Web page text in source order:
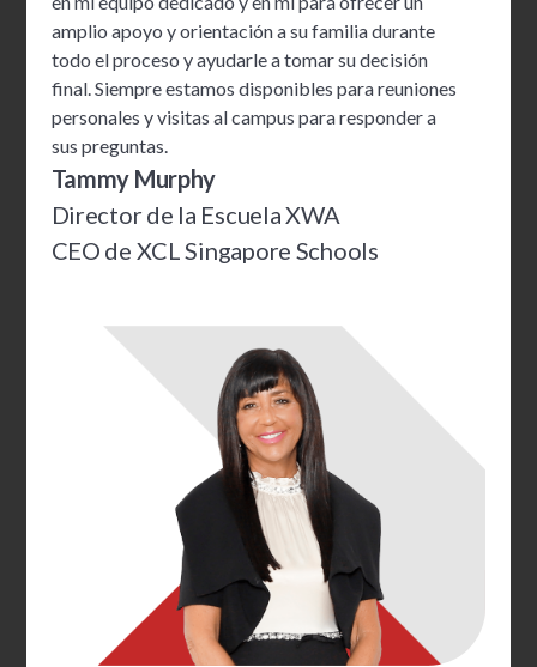
amplio apoyo y orientación a su familia durante
todo el proceso y ayudarle a tomar su decisión
final. Siempre estamos disponibles para reuniones
personales y visitas al campus para responder a
sus preguntas.
Tammy Murphy
Director de la Escuela XWA
CEO de XCL Singapore Schools